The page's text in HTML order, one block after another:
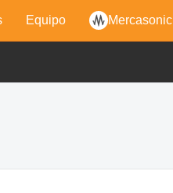
Equipo Mercasonic